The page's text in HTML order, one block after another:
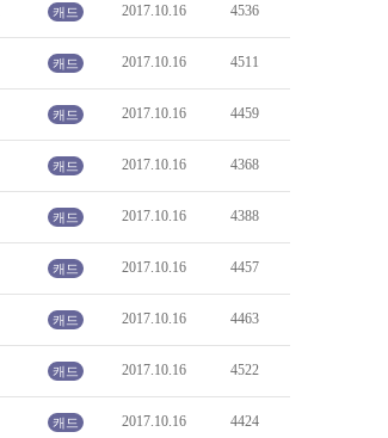
캐드 2017.10.16 4536
캐드 2017.10.16 4511
캐드 2017.10.16 4459
캐드 2017.10.16 4368
캐드 2017.10.16 4388
캐드 2017.10.16 4457
캐드 2017.10.16 4463
캐드 2017.10.16 4522
캐드 2017.10.16 4424